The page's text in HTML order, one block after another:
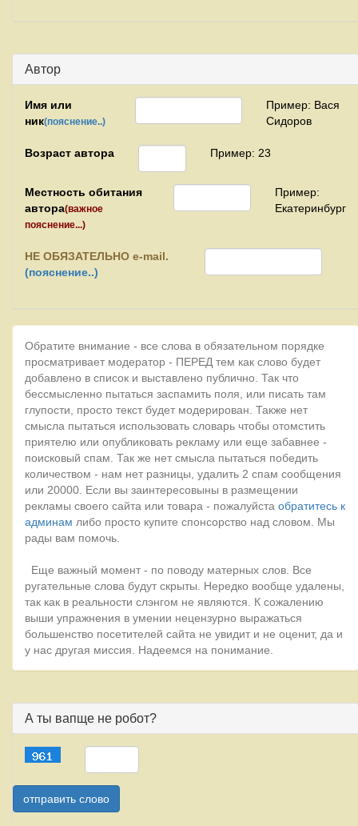
Автор
Имя или
ник(пояснение..)
Пример: Вася
Сидоров
Возраст автора Пример: 23
Местность обитания
автора(важное
пояснение...)
Пример:
Екатеринбург
НЕ ОБЯЗАТЕЛЬНО e-mail.
(пояснение..)
Обратите внимание - все слова в обязательном порядке
просматривает модератор - ПЕРЕД тем как слово будет
добавлено в список и выставлено публично. Так что
бессмысленно пытаться заспамить поля, или писать там
глупости, просто текст будет модерирован. Также нет
смысла пытаться использовать словарь чтобы отомстить
приятелю или опубликовать рекламу или еще забавнее -
поисковый спам. Так же нет смысла пытаться победить
количеством - нам нет разницы, удалить 2 спам сообщения
или 20000. Если вы заинтересовыны в размещении
рекламы своего сайта или товара - пожалуйста обратитесь к
админам либо просто купите спонсорство над словом. Мы
рады вам помочь.
Еще важный момент - по поводу матерных слов. Все
ругательные слова будут скрыты. Нередко вообще удалены,
так как в реальности слэнгом не являются. К сожалению
выши упражнения в умении нецензурно выражаться
большенство посетителей сайта не увидит и не оценит, да и
у нас другая миссия. Надеемся на понимание.
А ты вапще не робот?